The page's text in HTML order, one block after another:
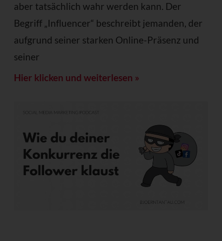
aber tatsächlich wahr werden kann. Der
Begriff „Influencer“ beschreibt jemanden, der
aufgrund seiner starken Online-Präsenz und
seiner
Hier klicken und weiterlesen »